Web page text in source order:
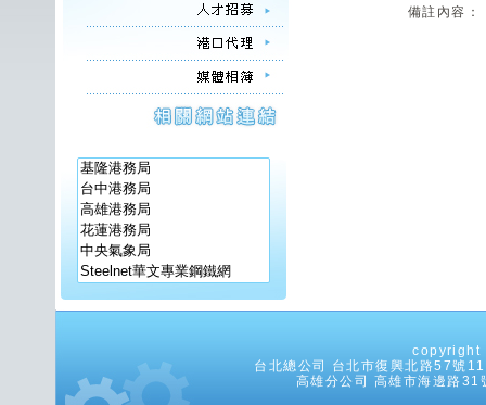
備註內容：
copyright
台北總公司 台北市復興北路57
高雄分公司 高雄市海邊路